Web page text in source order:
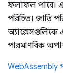
ফলাফল পাবে।
পরিচিত। জাতি
অ্যাক্সেসগুলিকে
পারমাণবিক
WebAssembly